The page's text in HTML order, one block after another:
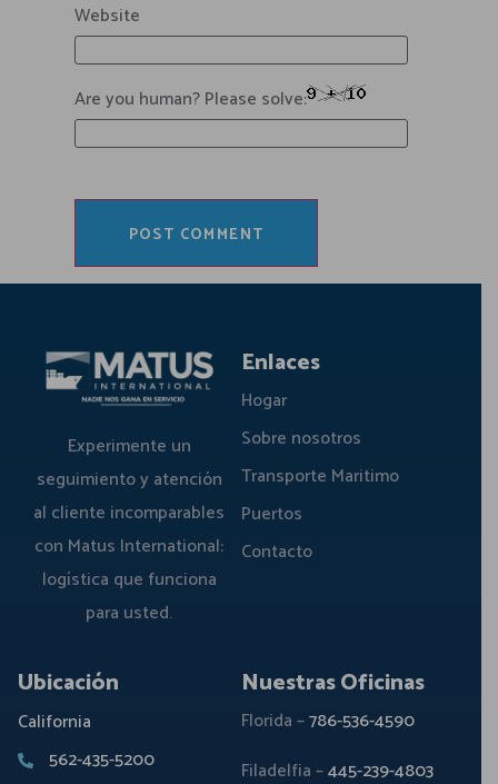
Website
Are you human? Please solve:
Experimente un
seguimiento y atención
al cliente incomparables
con Matus International:
logística que funciona
para usted.
Enlaces
Hogar
Sobre nosotros
Transporte Maritimo
Puertos
Contacto
Nuestras Oficinas
Florida –786-536-4590
Filadelfia –445-239-4803
Ubicación
California
562-435-5200